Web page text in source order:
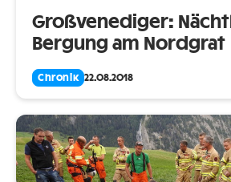
Großvenediger:
Bergung am Nordgrat
Chronik 22.08.2018